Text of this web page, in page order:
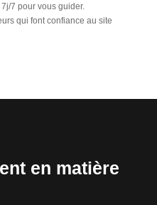
7 pour vous guider.
qui font confiance au site
en matière